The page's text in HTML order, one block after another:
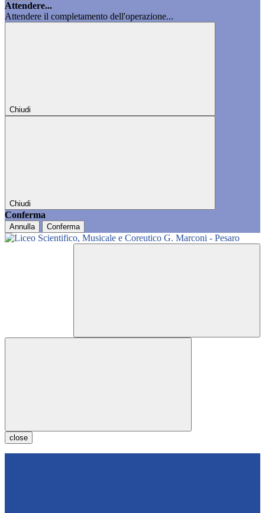
Attendere...
Attendere il completamento dell'operazione...
Chiudi
Chiudi
Conferma
Annulla Conferma
close